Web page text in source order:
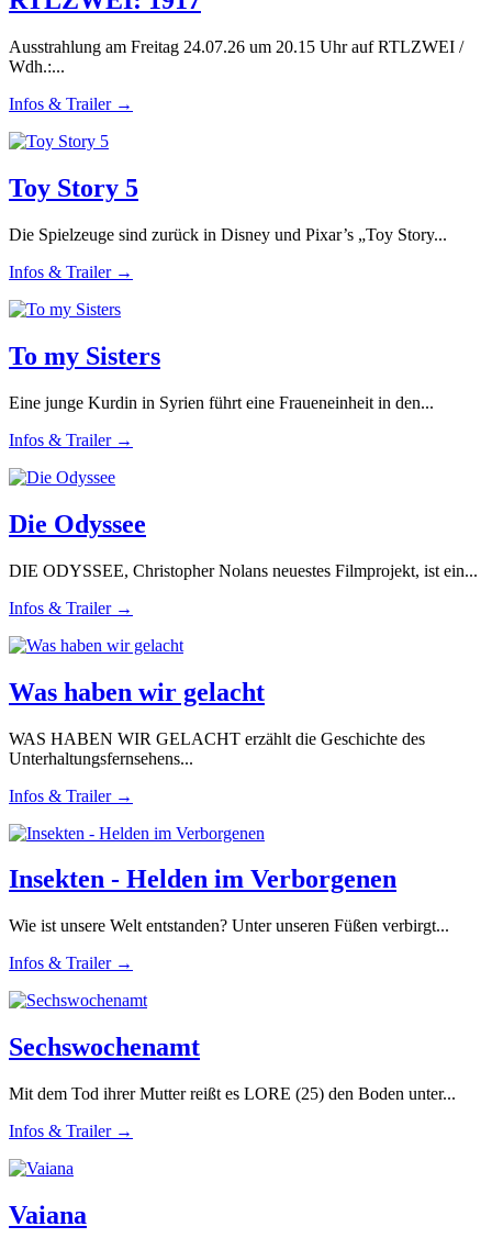
Ausstrahlung am Freitag 24.07.26 um 20.15 Uhr auf RTLZWEI /
Wdh.:...
Infos & Trailer →
Toy Story 5
Die Spielzeuge sind zurück in Disney und Pixar’s „Toy Story...
Infos & Trailer →
To my Sisters
Eine junge Kurdin in Syrien führt eine Fraueneinheit in den...
Infos & Trailer →
Die Odyssee
DIE ODYSSEE, Christopher Nolans neuestes Filmprojekt, ist ein...
Infos & Trailer →
Was haben wir gelacht
WAS HABEN WIR GELACHT erzählt die Geschichte des
Unterhaltungsfernsehens...
Infos & Trailer →
Insekten - Helden im Verborgenen
Wie ist unsere Welt entstanden? Unter unseren Füßen verbirgt...
Infos & Trailer →
Sechswochenamt
Mit dem Tod ihrer Mutter reißt es LORE (25) den Boden unter...
Infos & Trailer →
Vaiana